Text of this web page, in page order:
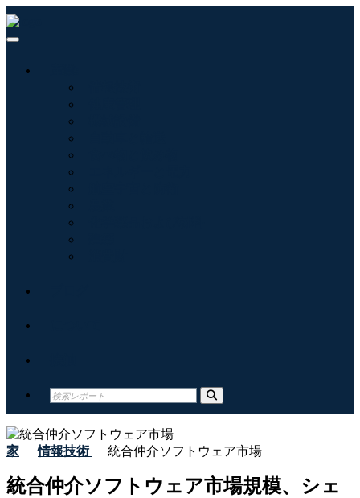
家 | 情報技術 | 統合仲介ソフトウェア市場
統合仲介ソフトウェア市場規模、シェ